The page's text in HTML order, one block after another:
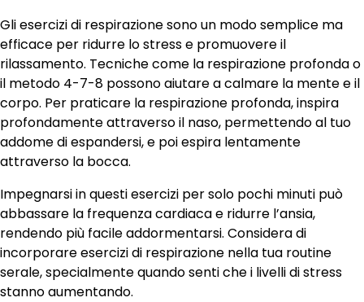
Gli esercizi di respirazione sono un modo semplice ma
efficace per ridurre lo stress e promuovere il
rilassamento. Tecniche come la respirazione profonda o
il metodo 4-7-8 possono aiutare a calmare la mente e il
corpo. Per praticare la respirazione profonda, inspira
profondamente attraverso il naso, permettendo al tuo
addome di espandersi, e poi espira lentamente
attraverso la bocca.
Impegnarsi in questi esercizi per solo pochi minuti può
abbassare la frequenza cardiaca e ridurre l’ansia,
rendendo più facile addormentarsi. Considera di
incorporare esercizi di respirazione nella tua routine
serale, specialmente quando senti che i livelli di stress
stanno aumentando.